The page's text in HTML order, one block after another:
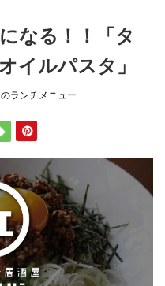
なる！！「タ
イルパスタ」
ランチメニュー